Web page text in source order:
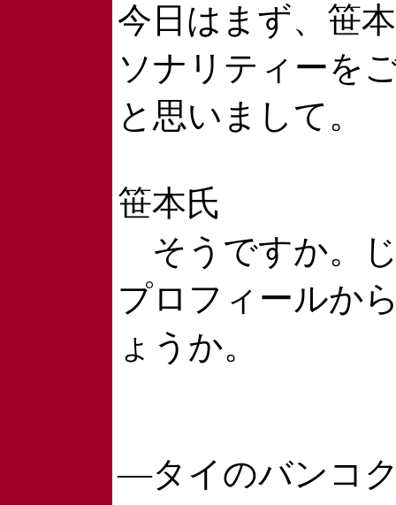
今日はまず、笹
ソナリティーを
と思いまして。
笹本氏
そうですか。
プロフィールか
ょうか。
―タイのバンコ